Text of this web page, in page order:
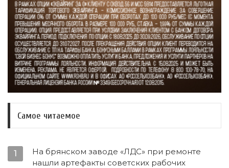
Самое читаемое
1
На брянском заводе «ЛДС» при ремонте
нашли артефакты советских рабочих